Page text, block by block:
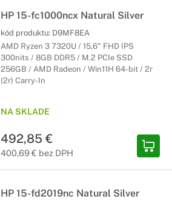
HP 15-fc1000ncx Natural Silver
kód produktu: D9MF8EA
AMD Ryzen 3 7320U / 15,6" FHD IPS
300nits / 8GB DDR5 / M.2 PCIe SSD
256GB / AMD Radeon / Win11H 64-bit / 2r
(2r) Carry-In
NA SKLADE
492,85 €
400,69 € bez DPH
HP 15-fd2019nc Natural Silver